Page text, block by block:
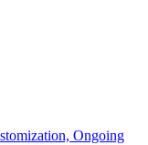
Ongoing